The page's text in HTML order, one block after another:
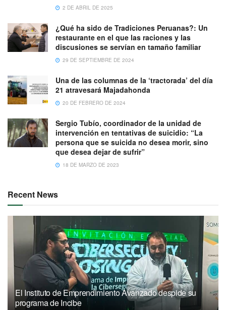
2 DE ABRIL DE 2025
¿Qué ha sido de Tradiciones Peruanas?: Un
restaurante en el que las raciones y las
discusiones se servían en tamaño familiar
29 DE SEPTIEMBRE DE 2024
Una de las columnas de la ‘tractorada’ del día
21 atravesará Majadahonda
20 DE FEBRERO DE 2024
Sergio Tubío, coordinador de la unidad de
intervención en tentativas de suicidio: “La
persona que se suicida no desea morir, sino
que desea dejar de sufrir”
18 DE MARZO DE 2023
Recent News
El Instituto de Emprendimiento Avanzado despide su
programa de Incibe